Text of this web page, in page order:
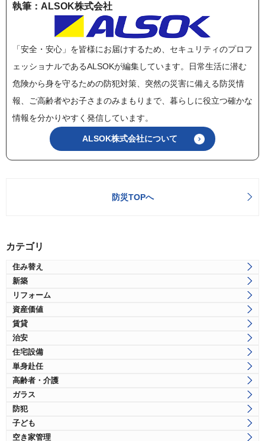
執筆：ALSOK株式会社
「安全・安心」を皆様にお届けするため、セキュリティのプロフ
ェッショナルであるALSOKが編集しています。日常生活に潜む
危険から身を守るための防犯対策、突然の災害に備える防災情
報、ご高齢者やお子さまのみまもりまで、暮らしに役立つ確かな
情報を分かりやすく発信しています。
ALSOK株式会社について
防災TOPへ
カテゴリ
住み替え
新築
リフォーム
資産価値
賃貸
治安
住宅設備
単身赴任
高齢者・介護
ガラス
防犯
子ども
空き家管理